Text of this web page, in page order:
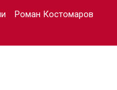
Роман Костомаров